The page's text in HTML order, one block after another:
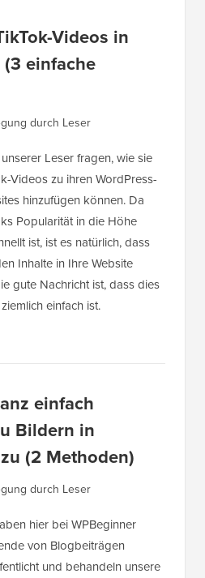
Videos in
einfache
durch Leser
Leser fragen, wie sie
Videos zu ihren WordPress-
hinzufügen können. Da
Popularität in die Höhe
ist, ist es natürlich, dass
Inhalte in Ihre Website
gute Nachricht ist, dass dies
einfach ist.
einfach
Bildern in
(2 Methoden)
durch Leser
hier bei WPBeginner
von Blogbeiträgen
und behandeln unsere